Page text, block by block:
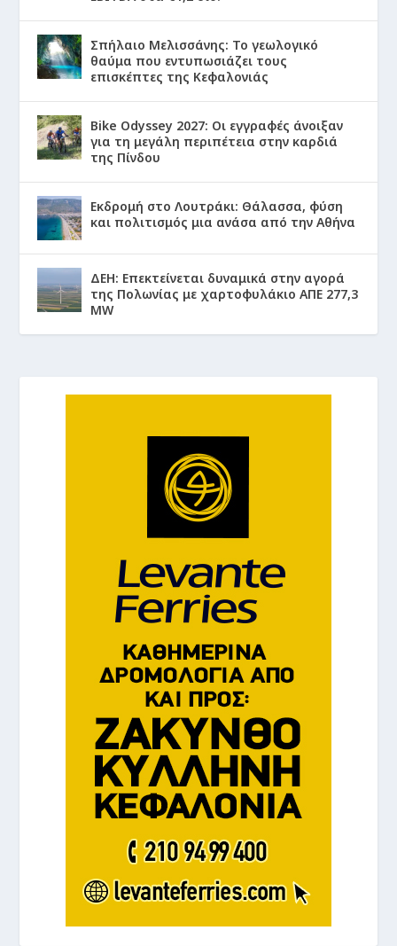
Σπήλαιο Μελισσάνης: Το γεωλογικό
θαύμα που εντυπωσιάζει τους
επισκέπτες της Κεφαλονιάς
Bike Odyssey 2027: Οι εγγραφές άνοιξαν
για τη μεγάλη περιπέτεια στην καρδιά
της Πίνδου
Εκδρομή στο Λουτράκι: Θάλασσα, φύση
και πολιτισμός μια ανάσα από την Αθήνα
ΔΕΗ: Επεκτείνεται δυναμικά στην αγορά
της Πολωνίας με χαρτοφυλάκιο ΑΠΕ 277,3
MW